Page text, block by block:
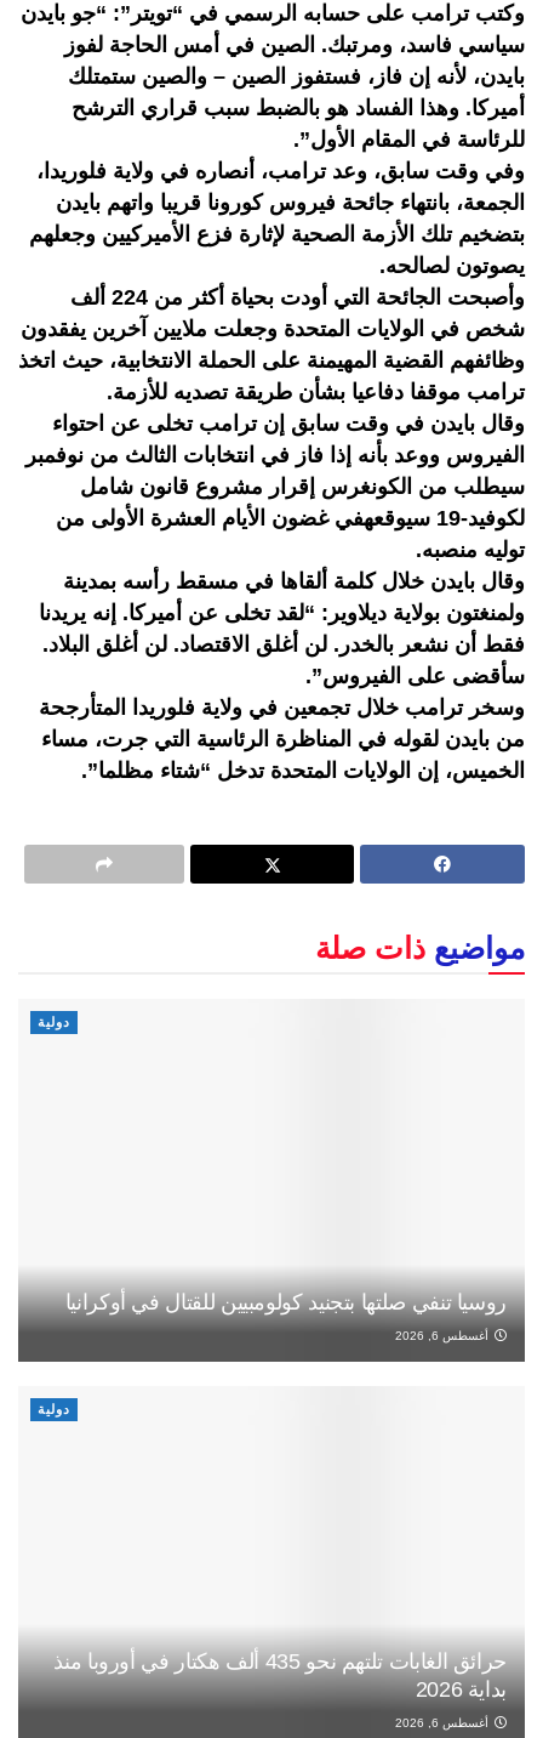
وكتب ترامب على حسابه الرسمي في “تويتر”: “جو بايدن
سياسي فاسد، ومرتبك. الصين في أمس الحاجة لفوز
بايدن، لأنه إن فاز، فستفوز الصين – والصين ستمتلك
أميركا. وهذا الفساد هو بالضبط سبب قراري الترشح
للرئاسة في المقام الأول”.
وفي وقت سابق، وعد ترامب، أنصاره في ولاية فلوريدا،
الجمعة، بانتهاء جائحة فيروس كورونا قريبا واتهم بايدن
بتضخيم تلك الأزمة الصحية لإثارة فزع الأميركيين وجعلهم
يصوتون لصالحه.
وأصبحت الجائحة التي أودت بحياة أكثر من 224 ألف
شخص في الولايات المتحدة وجعلت ملايين آخرين يفقدون
وظائفهم القضية المهيمنة على الحملة الانتخابية، حيث اتخذ
ترامب موقفا دفاعيا بشأن طريقة تصديه للأزمة.
وقال بايدن في وقت سابق إن ترامب تخلى عن احتواء
الفيروس ووعد بأنه إذا فاز في انتخابات الثالث من نوفمبر
سيطلب من الكونغرس إقرار مشروع قانون شامل
لكوفيد-19 سيوقعهفي غضون الأيام العشرة الأولى من
توليه منصبه.
وقال بايدن خلال كلمة ألقاها في مسقط رأسه بمدينة
ولمنغتون بولاية ديلاوير: “لقد تخلى عن أميركا. إنه يريدنا
فقط أن نشعر بالخدر. لن أغلق الاقتصاد. لن أغلق البلاد.
سأقضى على الفيروس”.
وسخر ترامب خلال تجمعين في ولاية فلوريدا المتأرجحة
من بايدن لقوله في المناظرة الرئاسية التي جرت، مساء
الخميس، إن الولايات المتحدة تدخل “شتاء مظلما”.
مواضيع ذات صلة
دولية
روسيا تنفي صلتها بتجنيد كولومبيين للقتال في أوكرانيا
أغسطس 6, 2026
دولية
حرائق الغابات تلتهم نحو 435 ألف هكتار في أوروبا منذ
بداية 2026
أغسطس 6, 2026